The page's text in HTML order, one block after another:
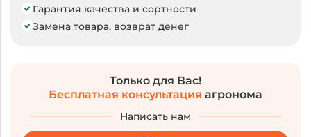
Гарантия качества и сортности
Замена товара, возврат денег
Только для Вас!
Бесплатная консультация агронома
Написать нам